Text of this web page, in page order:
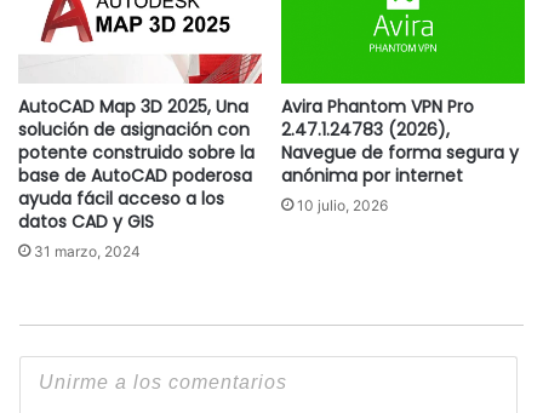
AutoCAD Map 3D 2025, Una
solución de asignación con
potente construido sobre la
base de AutoCAD poderosa
ayuda fácil acceso a los
datos CAD y GIS
31 marzo, 2024
Avira Phantom VPN Pro
2.47.1.24783 (2026),
Navegue de forma segura y
anónima por internet
10 julio, 2026